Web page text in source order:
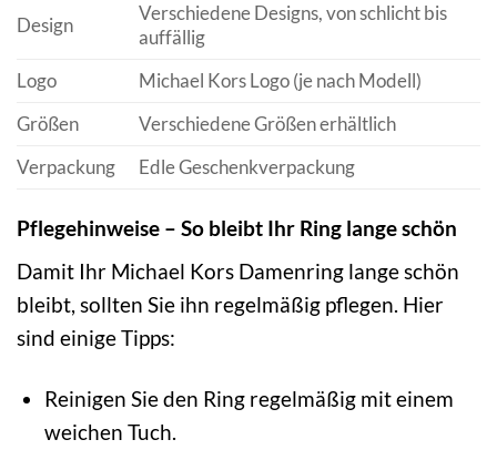
Design
Verschiedene Designs, von schlicht bis
auffällig
Logo
Michael Kors Logo (je nach Modell)
Größen
Verschiedene Größen erhältlich
Verpackung
Edle Geschenkverpackung
Pflegehinweise – So bleibt Ihr Ring lange schön
Damit Ihr Michael Kors Damenring lange schön
bleibt, sollten Sie ihn regelmäßig pflegen. Hier
sind einige Tipps:
Reinigen Sie den Ring regelmäßig mit einem
weichen Tuch.